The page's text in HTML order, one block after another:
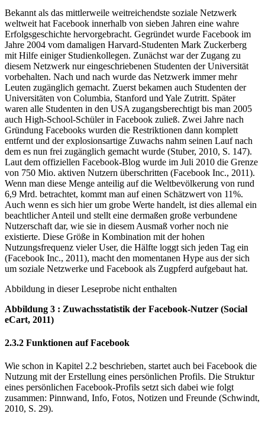
Bekannt als das mittlerweile weitreichendste soziale Netzwerk
weltweit hat Facebook innerhalb von sieben Jahren eine wahre
Erfolgsgeschichte hervorgebracht. Gegründet wurde Facebook im
Jahre 2004 vom damaligen Harvard-Studenten Mark Zuckerberg
mit Hilfe einiger Studienkollegen. Zunächst war der Zugang zu
diesem Netzwerk nur eingeschriebenen Studenten der Universität
vorbehalten. Nach und nach wurde das Netzwerk immer mehr
Leuten zugänglich gemacht. Zuerst bekamen auch Studenten der
Universitäten von Columbia, Stanford und Yale Zutritt. Später
waren alle Studenten in den USA zugangsberechtigt bis man 2005
auch High-School-Schüler in Facebook zuließ. Zwei Jahre nach
Gründung Facebooks wurden die Restriktionen dann komplett
entfernt und der explosionsartige Zuwachs nahm seinen Lauf nach
dem es nun frei zugänglich gemacht wurde (Stuber, 2010, S. 147).
Laut dem offiziellen Facebook-Blog wurde im Juli 2010 die Grenze
von 750 Mio. aktiven Nutzern überschritten (Facebook Inc., 2011).
Wenn man diese Menge anteilig auf die Weltbevölkerung von rund
6,9 Mrd. betrachtet, kommt man auf einen Schätzwert von 11%.
Auch wenn es sich hier um grobe Werte handelt, ist dies allemal ein
beachtlicher Anteil und stellt eine dermaßen große verbundene
Nutzerschaft dar, wie sie in diesem Ausmaß vorher noch nie
existierte. Diese Größe in Kombination mit der hohen
Nutzungsfrequenz vieler User, die Hälfte loggt sich jeden Tag ein
(Facebook Inc., 2011), macht den momentanen Hype aus der sich
um soziale Netzwerke und Facebook als Zugpferd aufgebaut hat.
Abbildung in dieser Leseprobe nicht enthalten
Abbildung 3 : Zuwachsstatistik der Facebook-Nutzer (Social
eCart, 2011)
2.3.2 Funktionen auf Facebook
Wie schon in Kapitel 2.2 beschrieben, startet auch bei Facebook die
Nutzung mit der Erstellung eines persönlichen Profils. Die Struktur
eines persönlichen Facebook-Profils setzt sich dabei wie folgt
zusammen: Pinnwand, Info, Fotos, Notizen und Freunde (Schwindt,
2010, S. 29).